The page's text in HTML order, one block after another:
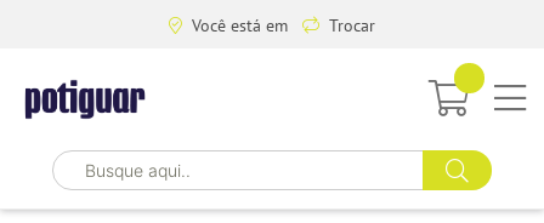
Você está em Trocar